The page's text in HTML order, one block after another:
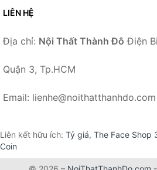
LIÊN HỆ
Địa chỉ: Nội Thất Thành Đô Điện
Quận 3, Tp.HCM
Email: lienhe@noithatthanhdo.com
Liên kết hữu ích: Tỷ giá, The Face Shop
Coin